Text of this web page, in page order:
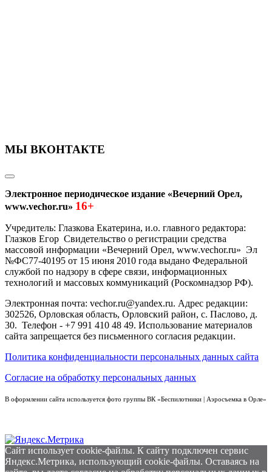
МЫ ВКОНТАКТЕ
Электронное периодическое издание «Вечерний Орел,
www.vechor.ru» 16+
Учредитель: Глазкова Екатерина, и.о. главного редактора:
Глазков Егор Свидетельство о регистрации средства
массовой информации «Вечерний Орел, www.vechor.ru» Эл
№ФС77-40195 от 15 июня 2010 года выдано Федеральной
службой по надзору в сфере связи, информационных
технологий и массовых коммуникаций (Роскомнадзор РФ).
Электронная почта: vechor.ru@yandex.ru. Адрес редакции:
302526, Орловская область, Орловский район, с. Паслово, д.
30. Телефон - +7 991 410 48 49. Использование материалов
сайта запрещается без письменного согласия редакции.
Политика конфиденциальности персональных данных сайта
Согласие на обработку персональных данных
В оформлении сайта используется фото группы ВК «Беспилотники | Аэросъемка в Орле»
Сайт использует cookie-файлы. К cайту подключен сервис
Яндекс.Метрика, использующий cookie-файлы. Оставаясь на